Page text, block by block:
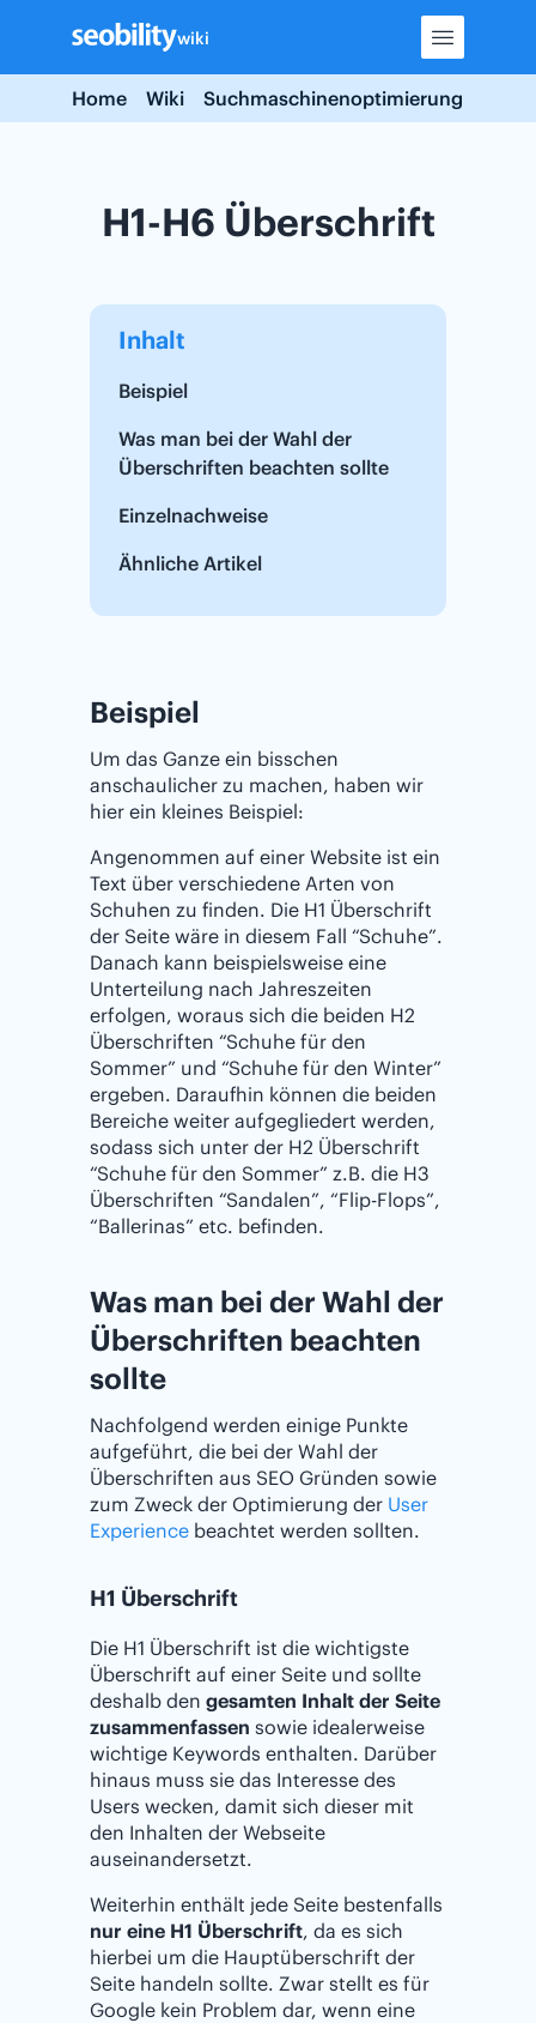
content
wiki
Home Wiki Suchmaschinenoptimierung
H1-H6 Überschrift
Inhalt
Beispiel
Was man bei der Wahl der
Überschriften beachten sollte
Einzelnachweise
Ähnliche Artikel
Beispiel
Um das Ganze ein bisschen
anschaulicher zu machen, haben wir
hier ein kleines Beispiel:
Angenommen auf einer Website ist ein
Text über verschiedene Arten von
Schuhen zu finden. Die H1 Überschrift
der Seite wäre in diesem Fall “Schuhe”.
Danach kann beispielsweise eine
Unterteilung nach Jahreszeiten
erfolgen, woraus sich die beiden H2
Überschriften “Schuhe für den
Sommer” und “Schuhe für den Winter”
ergeben. Daraufhin können die beiden
Bereiche weiter aufgegliedert werden,
sodass sich unter der H2 Überschrift
“Schuhe für den Sommer” z.B. die H3
Überschriften “Sandalen”, “Flip-Flops”,
“Ballerinas” etc. befinden.
Was man bei der Wahl der
Überschriften beachten
sollte
Nachfolgend werden einige Punkte
aufgeführt, die bei der Wahl der
Überschriften aus SEO Gründen sowie
zum Zweck der Optimierung der User
Experience beachtet werden sollten.
H1 Überschrift
Die H1 Überschrift ist die wichtigste
Überschrift auf einer Seite und sollte
deshalb den gesamten Inhalt der Seite
zusammenfassen sowie idealerweise
wichtige Keywords enthalten. Darüber
hinaus muss sie das Interesse des
Users wecken, damit sich dieser mit
den Inhalten der Webseite
auseinandersetzt.
Weiterhin enthält jede Seite bestenfalls
nur eine H1 Überschrift, da es sich
hierbei um die Hauptüberschrift der
Seite handeln sollte. Zwar stellt es für
Google kein Problem dar, wenn eine